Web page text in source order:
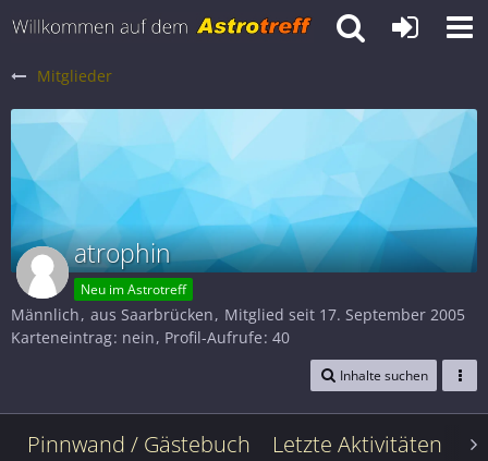
Mitglieder
atrophin
Neu im Astrotreff
Männlich aus Saarbrücken
Mitglied seit 17. September 2005
Karteneintrag nein Profil-Aufrufe 40
Inhalte suchen
Pinnwand / Gästebuch Letzte Aktivitäten